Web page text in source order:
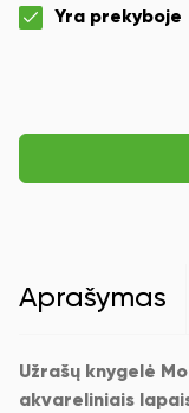
Yra prekyboje
knygelė
9x14cm,
viršeliu,
juodos
Aprašymas
Užrašų knygelė
akvareliniais